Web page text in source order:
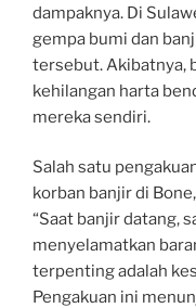
dampaknya. Di
gempa bumi dan
tersebut. Akibatnya,
kehilangan harta
mereka sendiri.
Salah satu
korban banjir di
“Saat banjir datang,
menyelamatkan
terpenting adalah
Pengakuan ini